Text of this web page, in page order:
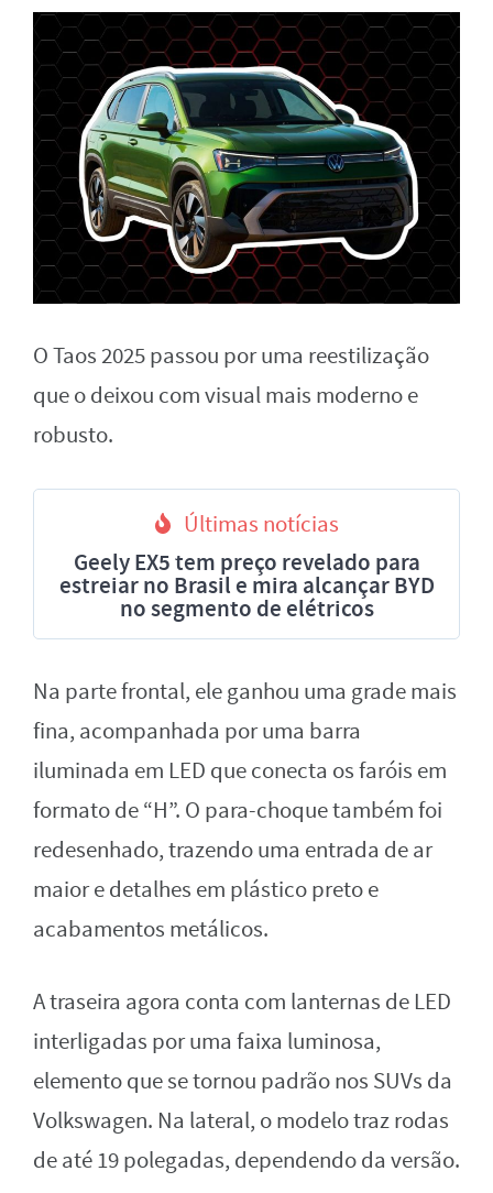
O Taos 2025 passou por uma reestilização
que o deixou com visual mais moderno e
robusto.
Últimas notícias
Geely EX5 tem preço revelado para
estreiar no Brasil e mira alcançar BYD
no segmento de elétricos
Na parte frontal, ele ganhou uma grade mais
fina, acompanhada por uma barra
iluminada em LED que conecta os faróis em
formato de “H”. O para-choque também foi
redesenhado, trazendo uma entrada de ar
maior e detalhes em plástico preto e
acabamentos metálicos.
A traseira agora conta com lanternas de LED
interligadas por uma faixa luminosa,
elemento que se tornou padrão nos SUVs da
Volkswagen. Na lateral, o modelo traz rodas
de até 19 polegadas, dependendo da versão.